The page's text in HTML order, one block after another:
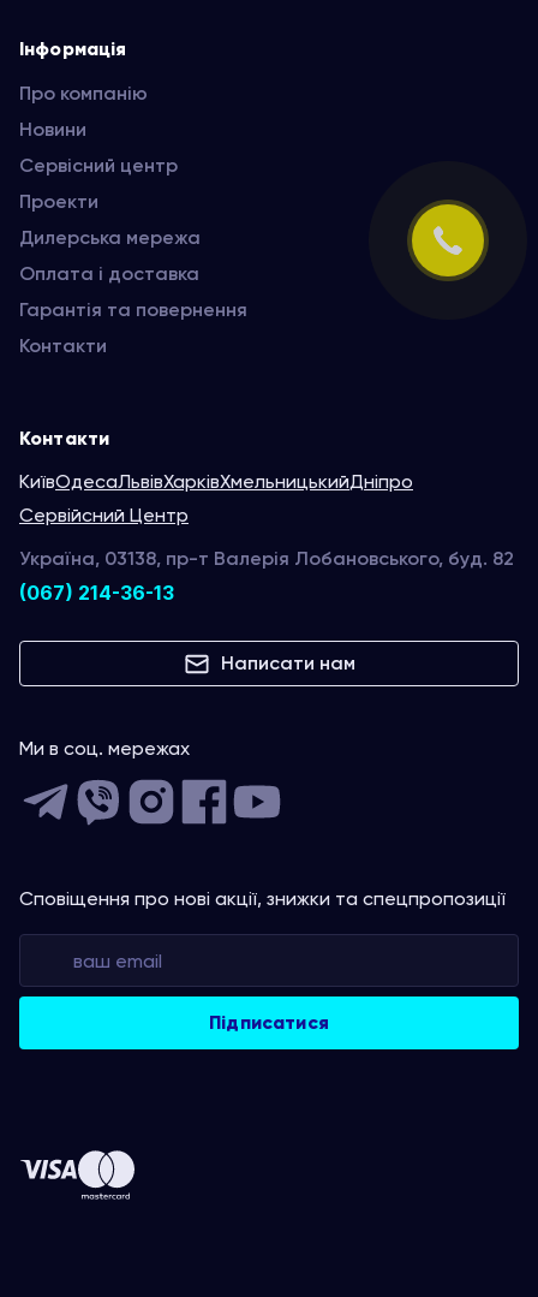
Інформація
Про компанію
Новини
Сервісний центр
Проекти
Дилерська мережа
Оплата і доставка
Гарантія та повернення
Контакти
Контакти
КиївОдесаЛьвівХарківХмельницькийДніпро
Сервійсний Центр
Україна, 03138, пр-т Валерія Лобановського, буд. 82
(067) 214-36-13
Написати нам
Ми в соц. мережах
Сповіщення про нові акції, знижки та спецпропозиції